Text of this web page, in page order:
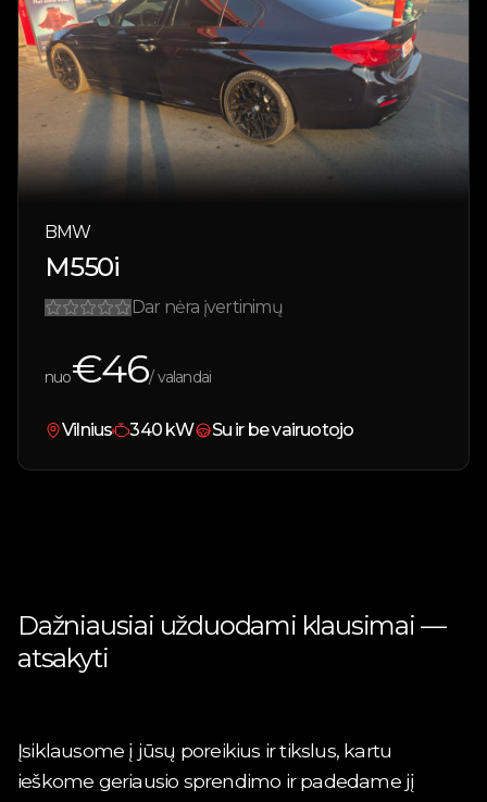
BMW
M550i
Dar nėra įvertinimų
nuo€46/ valandai
Vilnius 340 kW Su ir be vairuotojo
Dažniausiai užduodami klausimai —
atsakyti
Įsiklausome į jūsų poreikius ir tikslus, kartu
ieškome geriausio sprendimo ir padedame jį